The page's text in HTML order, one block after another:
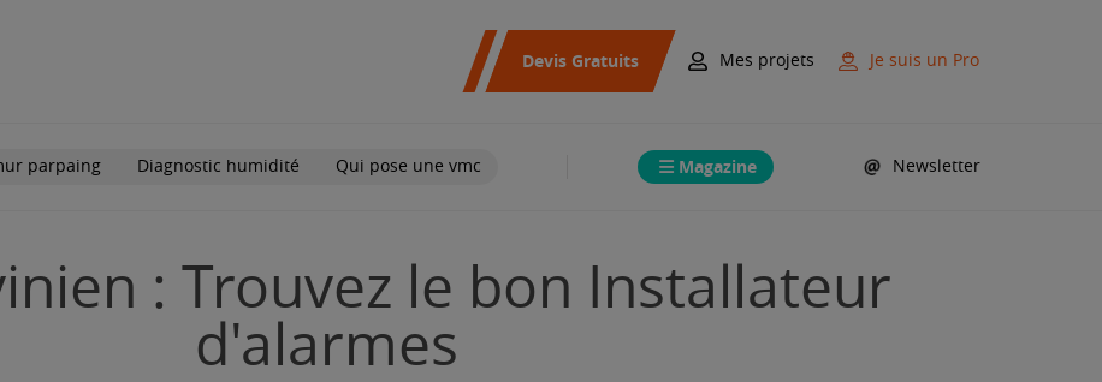
Devis Gratuits Mes projets Je suis un Pro
parpaing Diagnostic humidité Qui pose une vmc Magazine Newsletter
: Trouvez le bon Installateur
d'alarmes